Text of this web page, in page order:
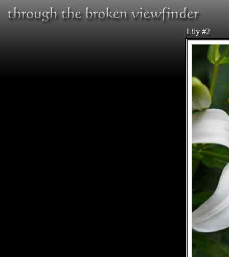
Lily #2